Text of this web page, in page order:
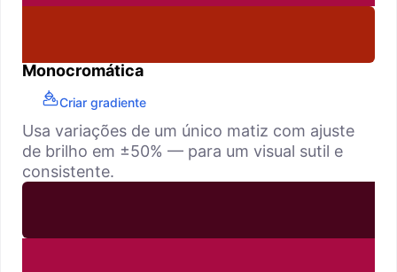
Monocromática
Criar gradiente
Usa variações de um único matiz com ajuste
de brilho em ±50% — para um visual sutil e
consistente.